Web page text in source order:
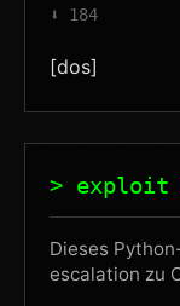
⬇️ 184
[dos]
> exploit
Dieses
escalation zu